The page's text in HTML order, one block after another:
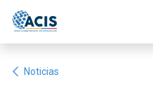
Noticias